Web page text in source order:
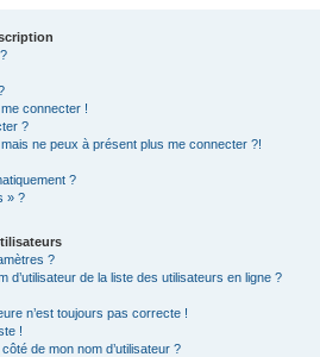
connecter !
?
ne peux à présent plus me connecter ?!
?
» ?
?
d’utilisateur de la liste des utilisateurs en ligne ?
n’est toujours pas correcte !
!
de mon nom d’utilisateur ?